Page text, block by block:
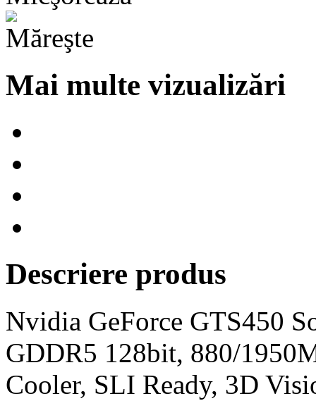
Mai multe vizualizări
Descriere produs
Nvidia GeForce GTS450
GDDR5 128bit, 880/
Cooler, SLI Ready, 3D